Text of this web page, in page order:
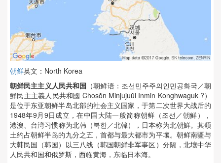
朝鲜英文：North Korea
朝鲜民主主义人民共和国 （朝鲜语：조선민주주의인민공화국／朝
鮮民主主義人民共和國 Chosŏn Minjujuŭi Inmin Konghwaguk ?）
是位于东亚朝鲜半岛北部的社会主义国家，于第二次世界大战后的
1948年9月9日成立，在中国大陆一般简称朝鲜（조선／朝鮮），
港澳、台湾习惯称为北韩（북한／北韓），日本称为北朝鮮。其领
土约占朝鲜半岛的九分之五，首都与最大都市为平壤。朝鲜南疆与
大韩民国（韩国）以三八线（韩国朝鲜非军事区）分隔，北壤中华
人民共和国和俄罗斯，西临黄海，东临日本海。